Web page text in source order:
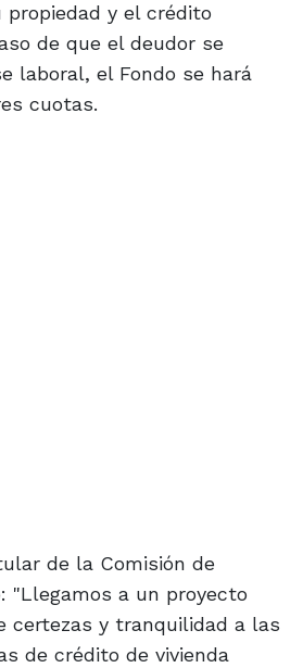
propiedad y el crédito
de que el deudor se
laboral, el Fondo se hará
cuotas.
de la Comisión de
"Llegamos a un proyecto
certezas y tranquilidad a las
de crédito de vivienda